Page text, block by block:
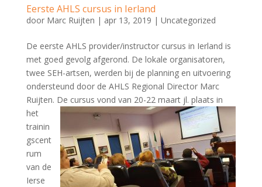
Eerste AHLS cursus in Ierland
door Marc Ruijten | apr 13, 2019 | Uncategorized
De eerste AHLS provider/instructor cursus in Ierland is
met goed gevolg afgerond. De lokale organisatoren,
twee SEH-artsen, werden bij de planning en uitvoering
ondersteund door de AHLS Regional Director Marc
Ruijten. De cursus vond van 20-22 maart jl. plaats in
het
trainin
gscent
rum
van de
Ierse